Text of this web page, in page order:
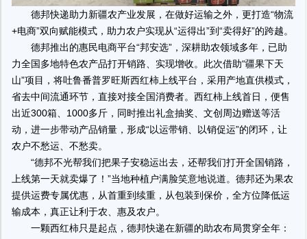
德邦快递助力新疆农产业发展，在做好运输之外，更打造“物流
+电商”双向赋能模式，助力农户实现从“运得出”到“卖得好”的跨越。
德邦推出的惠民电商平台“邦安选”，深耕助农领域多年，已助
力全国多地特色农产品打开销路、实现增收。此次借助“疆果下天
山”项目，将吐鲁番普罗旺斯西红柿上线平台，采用产地直供模式，
省去中间流通环节，直接对接全国消费者。西红柿上线首日，便售
出近300箱、1000多斤，同时推出礼盒抽奖、文创周边赠送等活
动，进一步带动产品销量，形成“以运带销、以销促运”的闭环，让
农户不愁运、不愁卖。
“德邦不光帮我们把果子安稳运出去，还帮我们打开全国销路，
上线第一天就卖爆了！”当地种植户满脸笑意地说道。德邦还为果农
提供运费专属优惠，从首重到续重，从包装到保价，全方位降低运
输成本，真正让利于农、惠及农户。
一颗西红柿只是起点，德邦快递在新疆的助农布局贯穿全年：